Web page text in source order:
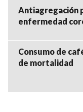
Antiagregación
enfermedad
Consumo de
de mortalidad